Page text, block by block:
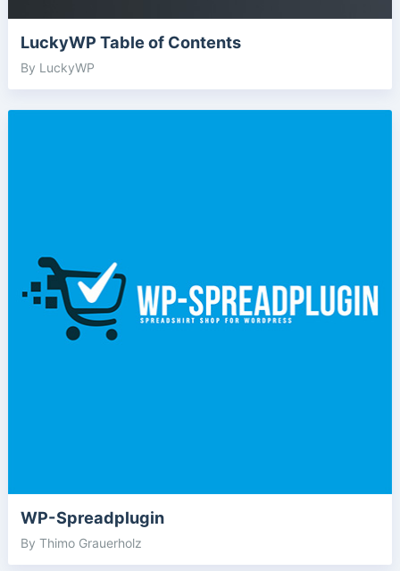
LuckyWP Table of Contents
By LuckyWP
WP-Spreadplugin
By Thimo Grauerholz